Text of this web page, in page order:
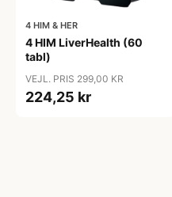
4 HIM & HER
4 HIM LiverHealth (60
tabl)
VEJL. PRIS 299,00 KR
224,25 kr